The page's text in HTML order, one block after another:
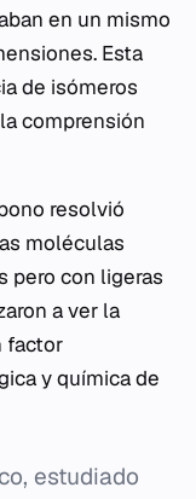
en un mismo
Esta
de isómeros
comprensión
resolvió
moléculas
pero con ligeras
a ver la
factor
y química de
estudiado